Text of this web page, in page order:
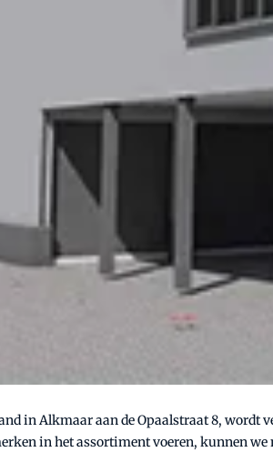
in Alkmaar aan de Opaalstraat 8,
in het assortiment voeren, kunnen